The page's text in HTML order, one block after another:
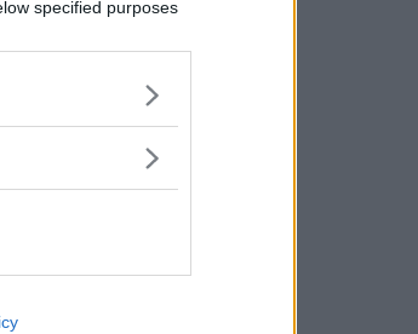
specified purposes